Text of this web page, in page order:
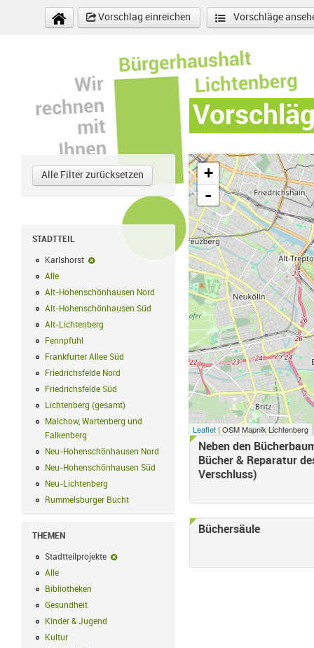
Direkt zum Inhalt
Vorschlag einreichen
Vorschläge
Alle Filter zurücksetzen
STADTTEIL
Karlshorst
Karlshorst-Filter entfernen
Alle
Alt-Hohenschönhausen Nord
Alt-Hohenschönhausen Nord Filter
Alt-Hohenschönhausen Süd
Alt-Hohenschönhausen Süd Filter
Alt-Lichtenberg Alt-Lichtenberg Filter anwenden
Fennpfuhl
Frankfurter Allee Süd
Frankfurter Allee Süd Filter anwenden
Friedrichsfelde Nord
Friedrichsfelde Nord Filter anwenden
Friedrichsfelde Süd
Friedrichsfelde Süd Filter anwenden
Lichtenberg (gesamt) Lichtenberg (gesamt) Filter anwenden
Malchow, Wartenberg und
Falkenberg Malchow, Wartenberg und Falkenberg Filter anwenden
Neu-Hohenschönhausen Nord
Neu-Hohenschönhausen Nord Filter
Neu-Hohenschönhausen Süd
Neu-Hohenschönhausen Süd Filter
Neu-Lichtenberg
Rummelsburger Bucht Rummelsburger Bucht Filter anwenden
THEMEN
Stadtteilprojekte
Alle
Bibliotheken
Gesundheit
Kinder & Jugend
Kultur
+
-
Leaflet| OSM Mapnik Lichtenberg
Neben den
Bücher & Reparatur
Verschluss)
Büchersäule